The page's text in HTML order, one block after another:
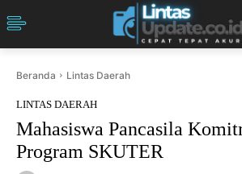
Beranda Lintas Daerah
LINTAS DAERAH
Mahasiswa Pancasila
Program SKUTER